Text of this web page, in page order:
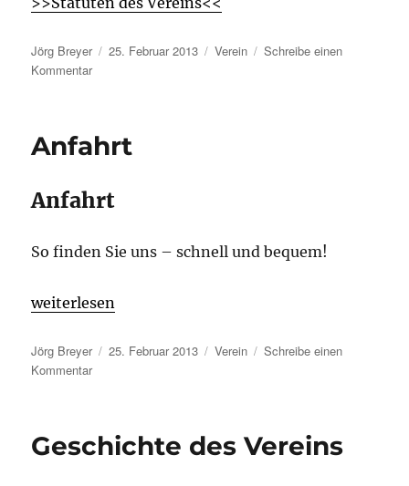
Autor
Jörg Breyer
Veröffentlicht
25. Februar 2013 Kategorien
Verein
Schreibe einen
Kommentarzu
1.
und
Anfahrt
Anfahrt
So finden Sie uns – schnell und bequem!
„Anfahrt“
weiterlesen
Autor
Jörg Breyer
Veröffentlicht
25. Februar 2013 Kategorien
Verein
Schreibe einen
Kommentarzu
Geschichte des Vereins